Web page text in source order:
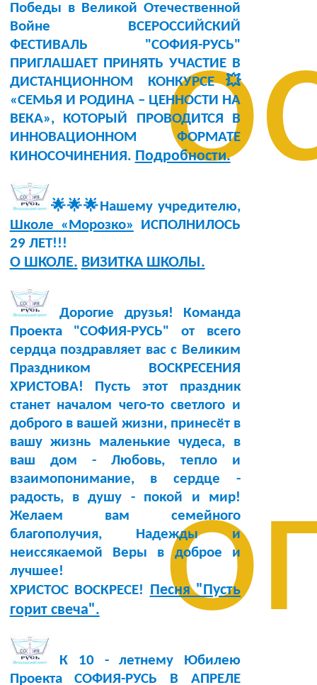
Победы в Великой Отечественной
Войне ВСЕРОССИЙСКИЙ
ФЕСТИВАЛЬ "СОФИЯ-РУСЬ"
ПРИГЛАШАЕТ ПРИНЯТЬ УЧАСТИЕ В
ДИСТАНЦИОННОМ КОНКУРСЕ💥
«СЕМЬЯ И РОДИНА – ЦЕННОСТИ НА
ВЕКА», КОТОРЫЙ ПРОВОДИТСЯ В
ИННОВАЦИОННОМ ФОРМАТЕ
КИНОСОЧИНЕНИЯ. Подробности.
🌟🌟🌟Нашему учредителю,
Школе «Морозко» ИСПОЛНИЛОСЬ
29 ЛЕТ!!!
О ШКОЛЕ. ВИЗИТКА ШКОЛЫ.
Дорогие друзья! Команда
Проекта "СОФИЯ-РУСЬ" от всего
сердца поздравляет вас с Великим
Праздником ВОСКРЕСЕНИЯ
ХРИСТОВА! Пусть этот праздник
станет началом чего-то светлого и
доброго в вашей жизни, принесёт в
вашу жизнь маленькие чудеса, в
ваш дом - Любовь, тепло и
взаимопонимание, в сердце -
радость, в душу - покой и мир!
Желаем вам семейного
благополучия, Надежды и
неиссякаемой Веры в доброе и
лучшее!
ХРИСТОС ВОСКРЕСЕ! Песня "Пусть
горит свеча".
К 10 - летнему Юбилею
Проекта СОФИЯ-РУСЬ В АПРЕЛЕ